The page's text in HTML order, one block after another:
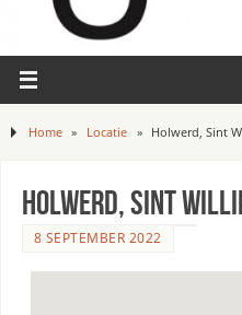
Home » Locatie » Holwerd, Sint
Holwerd, Sint
8 SEPTEMBER 2022